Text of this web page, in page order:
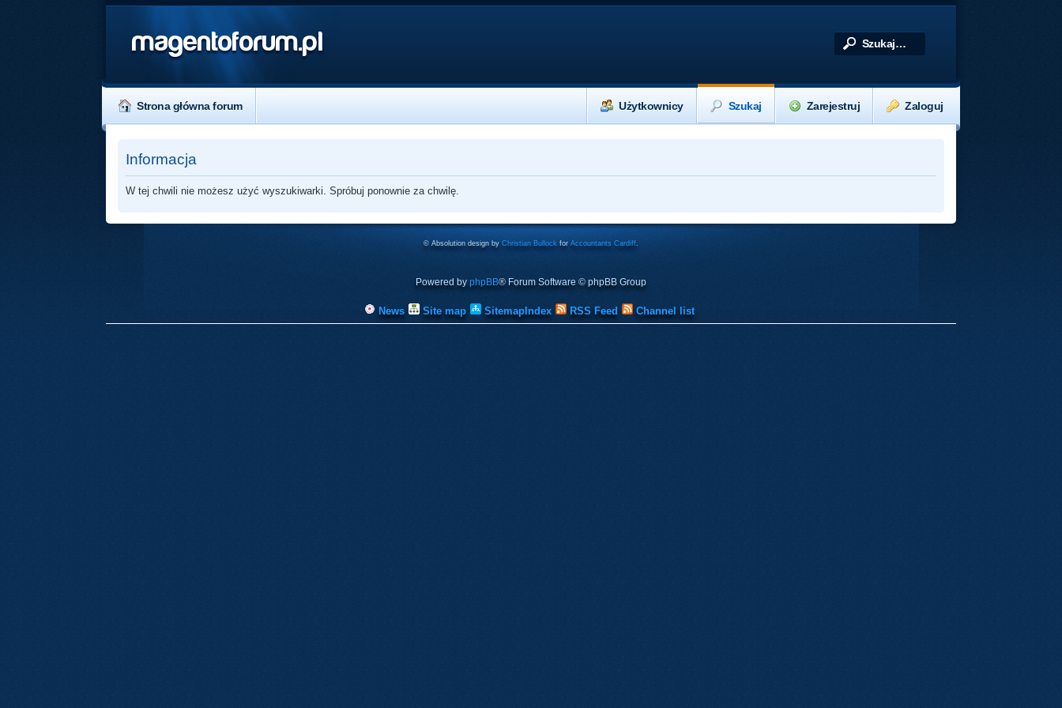
magentoforum.pl
Strona główna forum Zaloguj
Zarejestruj
Szukaj
Użytkownicy
Informacja
W tej chwili nie możesz użyć wyszukiwarki. Spróbuj ponownie za chwilę.
© Absolution design by Christian Bullock for Accountants Cardiff
Powered by phpBB® Forum Software © phpBB Group
News Site map SitemapIndex RSS Feed Channel list